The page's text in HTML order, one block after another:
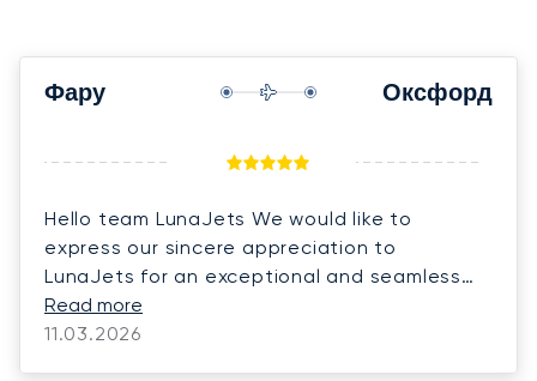
Фару Оксфорд
Hello team LunaJets We would like to
express our sincere appreciation to
LunaJets for an exceptional and seamless
experience. Everything was handled with
great professionalism, making the entire
Read more
11.03.2026